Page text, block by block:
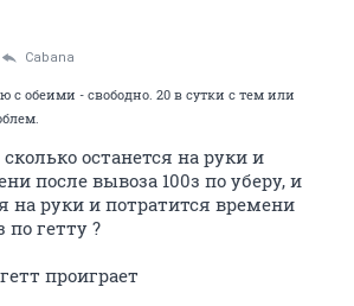
Cabana
с обеими - свободно. 20 в сутки с тем или
останется на руки и
после вывоза 100з по уберу, и
на руки и потратится времени
по гетту ?
проиграет